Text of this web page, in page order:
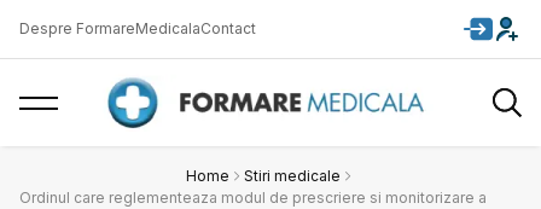
Despre FormareMedicalaContact
Home
Stiri medicale
Ordinul care reglementeaza modul de prescriere si monitorizare a